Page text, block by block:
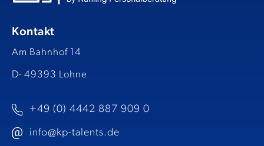
Kontakt
Am Bahnhof 14
D- 49393 Lohne
+49 (0) 4442 887 909 0
info@kp-talents.de​